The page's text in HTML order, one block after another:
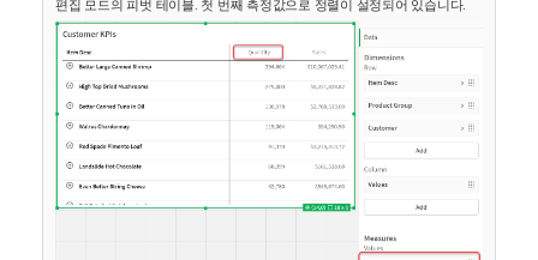
편집 모드의 피벗 테이블. 첫 번째 측정값으로 정렬이 설정되어 있습니다.